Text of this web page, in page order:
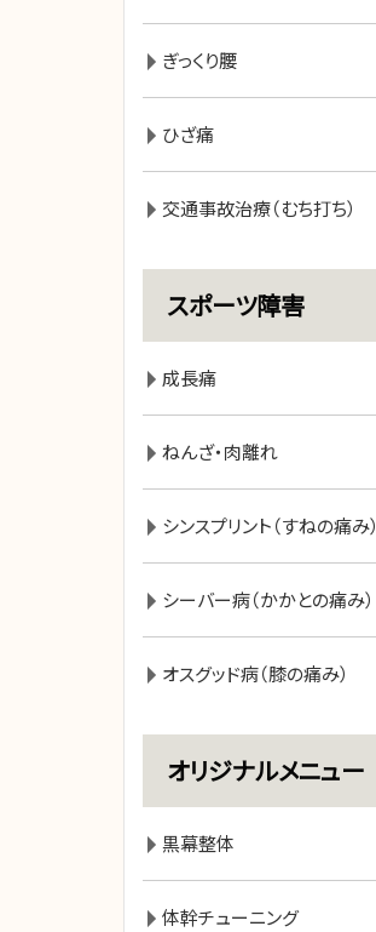
ぎっくり腰
ひざ痛
交通事故治療（むち打ち）
スポーツ障害
成長痛
ねんざ・肉離れ
シンスプリント（すねの痛み）
シーバー病（かかとの痛み）
オスグッド病（膝の痛み）
オリジナルメニュー
黒幕整体
体幹チューニング